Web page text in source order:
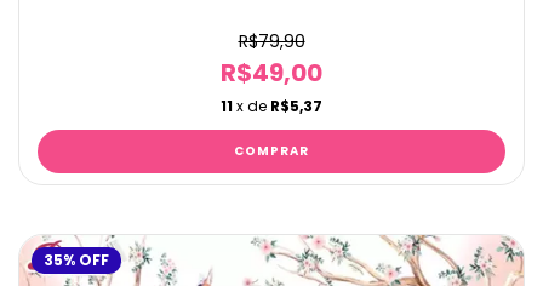
R$79,90
R$49,00
11x de R$5,37
35% OFF